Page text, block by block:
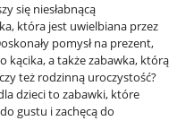
się niesłabnącą
która jest uwielbiana przez
pomysł na prezent,
kącika, a także zabawka, którą
też rodzinną uroczystość?
dzieci to zabawki, które
gustu i zachęcą do